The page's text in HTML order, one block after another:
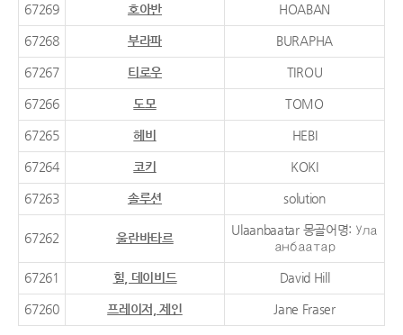
67269 호아반 HOABAN
67268 부라파 BURAPHA
67267 티로우 TIROU
67266 도모 TOMO
67265 헤비 HEBI
67264 코키 KOKI
67263 솔루션 solution
67262 울란바타르
Ulaanbaatar 몽골어명: Ула
анбаатар
67261 힐, 데이비드 David Hill
67260 프레이저, 제인 Jane Fraser